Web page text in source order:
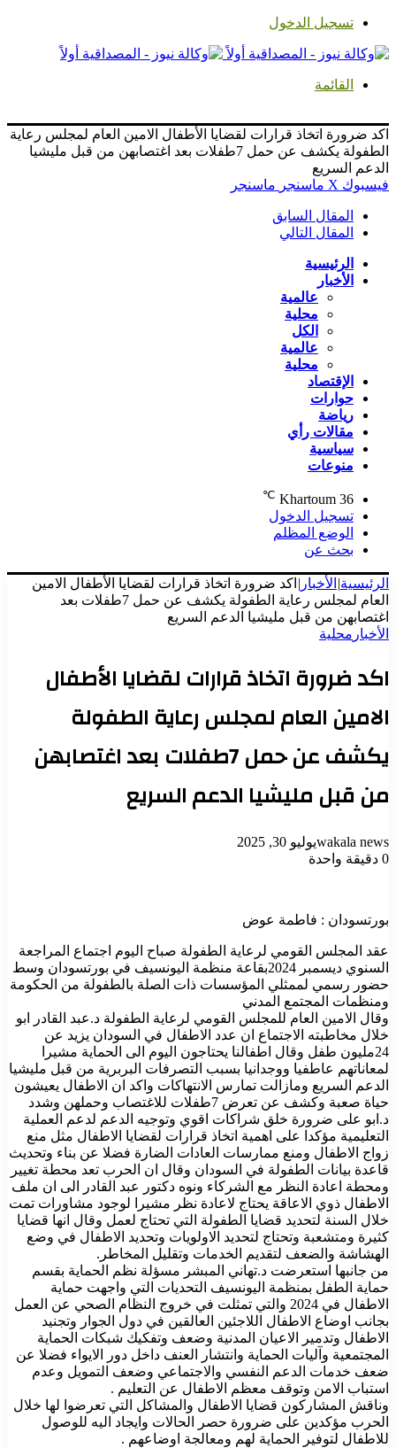
تسجيل الدخول
القائمة
اكد ضرورة اتخاذ قرارات لقضايا الأطفال الامين العام لمجلس رعاية
الطفولة يكشف عن حمل 7طفلات بعد اغتصابهن من قبل مليشيا
الدعم السريع
فيسبوك ‫X ماسنجر ماسنجر
المقال السابق
المقال التالي
الرئيسية
الأخبار
عالمية
محلية
الكل
عالمية
محلية
الإقتصاد
حوارات
رياضة
مقالات رأي
سياسية
منوعات
Khartoum 36
℃
تسجيل الدخول
الوضع المظلم
بحث عن
الرئيسية| الأخبار | اكد ضرورة اتخاذ قرارات لقضايا الأطفال الامين
العام لمجلس رعاية الطفولة يكشف عن حمل 7طفلات بعد
اغتصابهن من قبل مليشيا الدعم السريع
الأخبار محلية
اكد ضرورة اتخاذ قرارات لقضايا الأطفال
الامين العام لمجلس رعاية الطفولة
يكشف عن حمل 7طفلات بعد اغتصابهن
من قبل مليشيا الدعم السريع
wakala newsيوليو 30, 2025
0 دقيقة واحدة
بورتسودان : فاطمة عوض
عقد المجلس القومي لرعاية الطفولة صباح اليوم اجتماع المراجعة
السنوي ديسمبر 2024بقاعة منظمة اليونسيف في بورتسودان وسط
حضور رسمي لممثلي المؤسسات ذات الصلة بالطفولة من الحكومة
ومنظمات المجتمع المدني
وقال الامين العام للمجلس القومي لرعاية الطفولة د.عبد القادر ابو
خلال مخاطبته الاجتماع ان عدد الاطفال في السودان يزيد عن
24مليون طفل وقال اطفالنا يحتاجون اليوم الى الحماية مشيرا
لمعاناتهم عاطفيا ووجدانيا بسبب التصرفات البربرية من قبل مليشيا
الدعم السريع ومازالت تمارس الانتهاكات واكد ان الاطفال يعيشون
حياة صعبة وكشف عن تعرض 7طفلات للاغتصاب وحملهن وشدد
د.ابو على ضرورة خلق شراكات اقوي وتوجيه الدعم لدعم العملية
التعليمية مؤكدا على اهمية اتخاذ قرارات لقضايا الاطفال مثل منع
زواج الاطفال ومنع ممارسات العادات الضارة فضلا عن بناء وتحديث
قاعدة بيانات الطفولة في السودان وقال ان الحرب تعد محطة تغيير
ومحطة اعادة النظر مع الشركاء ونوه دكتور عبد القادر الى ان ملف
الاطفال ذوي الاعاقة يحتاج لاعادة نظر مشيرا لوجود مشاورات تمت
خلال السنة لتحديد قضايا الطفولة التي تحتاج لعمل وقال انها قضايا
كثيرة ومتشعبة وتحتاج لتحديد الاولويات وتحديد الاطفال في وضع
الهشاشة والضعف لتقديم الخدمات وتقليل المخاطر.
من جانبها استعرضت د.تهاني المبشر مسؤلة نظم الحماية بقسم
حماية الطفل بمنظمة اليونسيف التحديات التي واجهت حماية
الاطفال في 2024 والتي تمثلت في خروج النظام الصحي عن العمل
بجانب اوضاع الاطفال اللاجئين العالقين في دول الجوار وتجنيد
الاطفال وتدمير الاعيان المدنية وضعف وتفكيك شبكات الحماية
المجتمعية وآليات الحماية وانتشار العنف داخل دور الايواء فضلا عن
ضعف خدمات الدعم النفسي والاجتماعي وضعف التمويل وعدم
استباب الامن وتوقف معظم الاطفال عن التعليم .
وناقش المشاركون قضايا الاطفال والمشاكل التي تعرضوا لها خلال
الحرب مؤكدين على ضرورة حصر الحالات وايجاد اليه للوصول
للاطفال لتوفير الحماية لهم ومعالجة اوضاعهم .